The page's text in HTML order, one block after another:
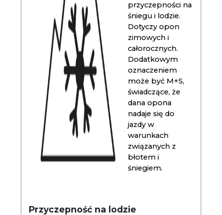
przyczepności na
śniegu i lodzie.
Dotyczy opon
zimowych i
całorocznych.
Dodatkowym
oznaczeniem
może być M+S,
świadczące, że
dana opona
nadaje się do
jazdy w
warunkach
związanych z
błotem i
śniegiem.
Przyczepność na lodzie